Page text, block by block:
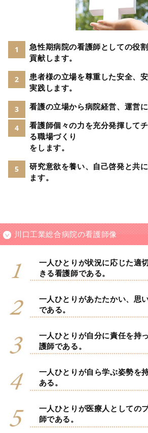
1
急性期病院の看護師としての役
貢献します。
2
患者様の立場を尊重した安全、
実践します。
3 看護の立場から病院経営、運営に
4
看護師個々の力を充分発揮して
る職場づくり
をします。
5
研究意欲を養い、自己啓発と共
ます。
川口工業総合病院の看護師像
一人ひとりが状況に応じた適
きる看護師である。
一人ひとりがあたたかい、思
である。
一人ひとりが自分に責任を持
護師である。
一人ひとりが自ら学ぶ姿勢を
ある。
一人ひとりが医療人としての
師である。